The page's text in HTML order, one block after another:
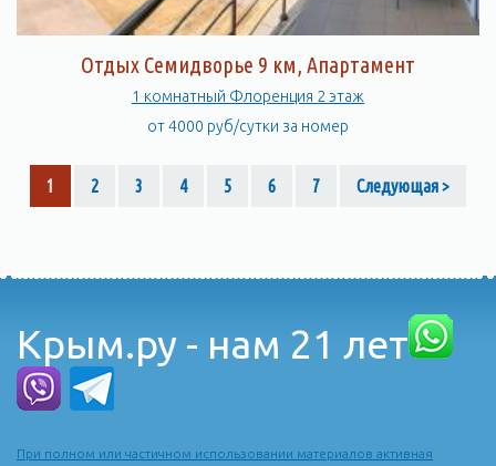
Отдых Семидворье 9 км, Апартамент
1 комнатный Флоренция 2 этаж
от 4000 руб/сутки за номер
1 2 3 4 5 6 7 Следующая >
Крым.ру - нам 21 лет
При полном или частичном использовании материалов активная